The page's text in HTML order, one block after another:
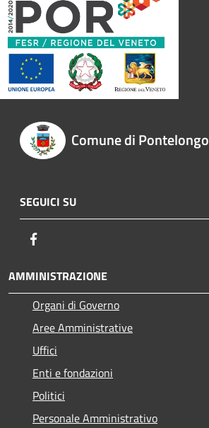
Comune di Pontelongo
SEGUICI SU
AMMINISTRAZIONE
Organi di Governo
Aree Amministrative
Uffici
Enti e fondazioni
Politici
Personale Amministrativo